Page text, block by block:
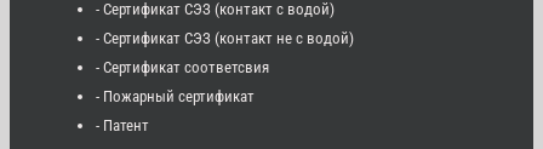
- Сертификат СЭЗ (контакт с водой)
- Сертификат СЭЗ (контакт не с водой)
- Сертификат соответсвия
- Пожарный сертификат
- Патент